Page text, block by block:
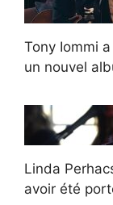
Tony Iommi
un nouvel
Linda
avoir été